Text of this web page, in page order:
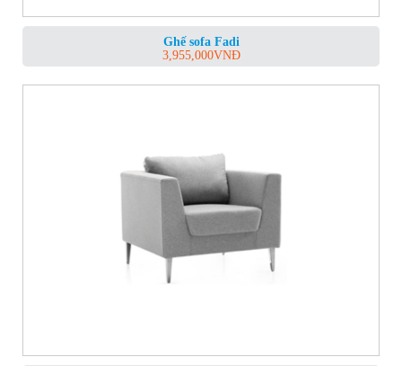
Ghế sofa Fadi
3,955,000VNĐ